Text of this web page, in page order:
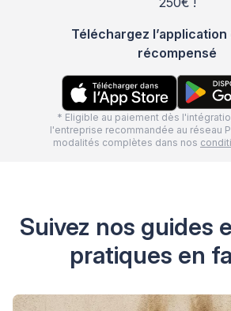
Téléchargez
récompensé
* Eligible au paiement dès
l'entreprise recommandée au réseau
modalités complètes dans nos
Suivez nos guides
pratiques en